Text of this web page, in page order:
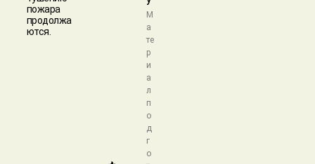
пожара
продолжа
ются.
М
а
те
р
и
а
л
п
о
д
г
о